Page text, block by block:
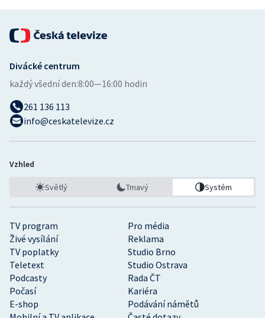
TV program
Pro média
Živé vysílání
Reklama
TV poplatky
Studio Brno
Teletext
Studio Ostrava
Podcasty
Rada ČT
Počasí
Kariéra
E-shop
Podávání námětů
Divácké centrum
každý všední den:8:00—16:00 hodin
261 136 113
info@ceskatelevize.cz
Vzhled
Světlý Tmavý Systém